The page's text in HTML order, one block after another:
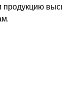
продукцию